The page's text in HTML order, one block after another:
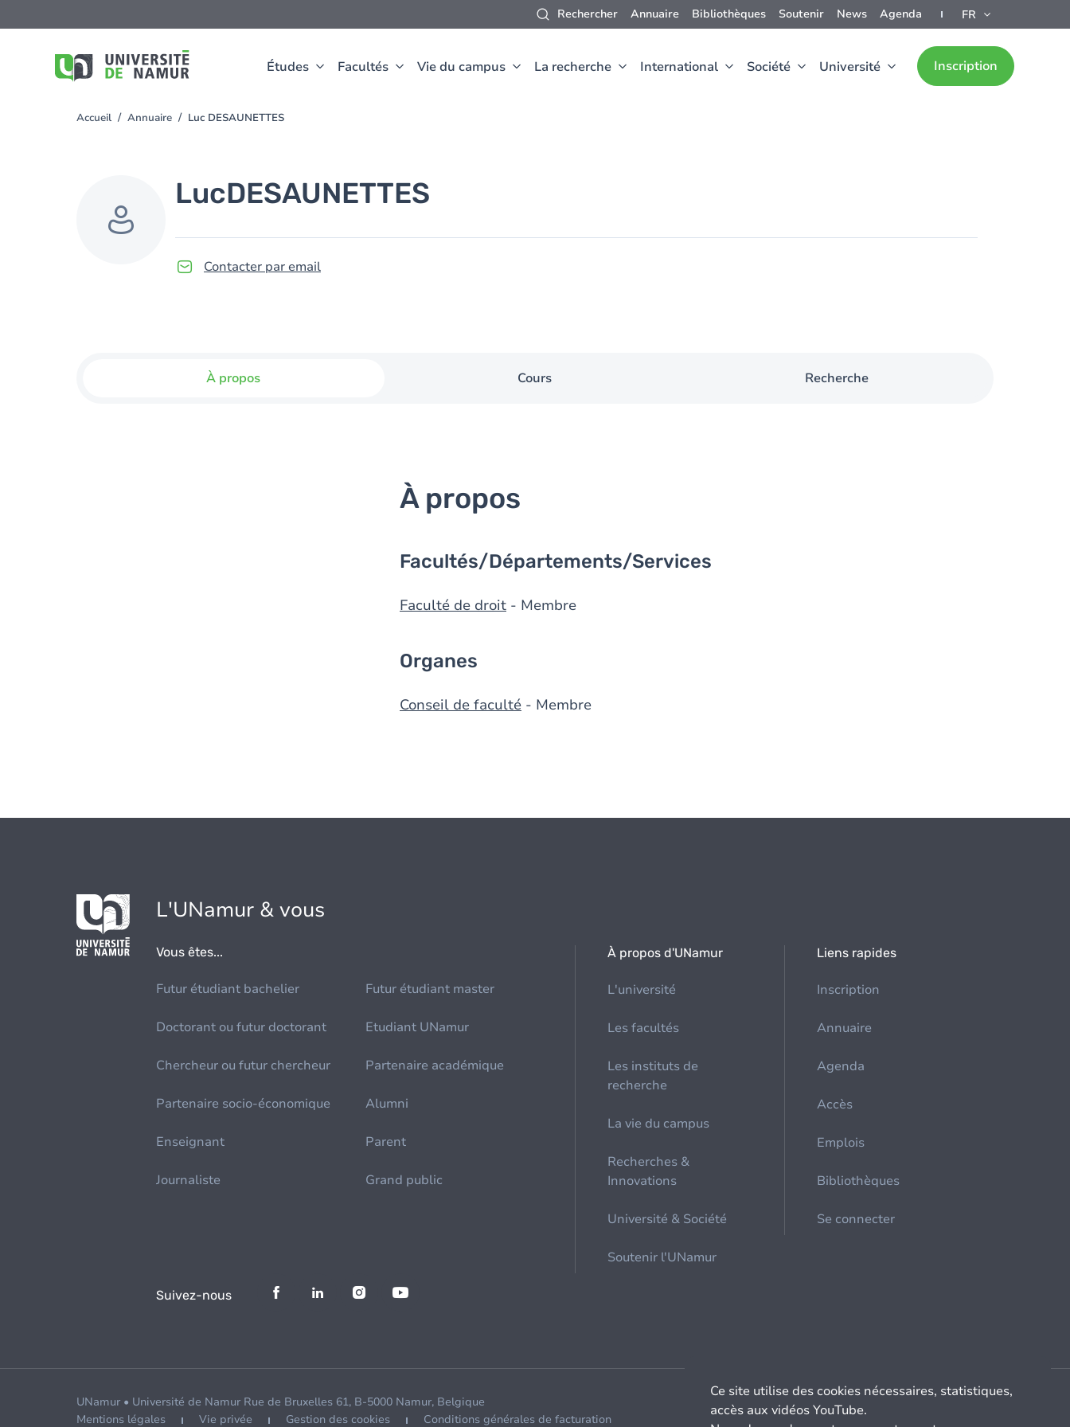
Rechercher Annuaire Bibliothèques Soutenir News Agenda FR
Études Facultés Vie du campus La recherche International Société Université Inscription
au
You
Accueil Annuaire Luc DESAUNETTES
LucDESAUNETTES
Contacter par email
À propos Cours Recherche
À propos
Facultés/Départements/Services
Faculté de droit - Membre
Organes
Conseil de faculté - Membre
L'UNamur & vous
Vous êtes...
Futur étudiant bachelier Futur étudiant master
Doctorant ou futur doctorant Etudiant UNamur
Chercheur ou futur chercheur Partenaire académique
Partenaire socio-économique Alumni
Enseignant Parent
Journaliste Grand public
À propos d'UNamur
L'université
Les facultés
Les instituts de
recherche
La vie du campus
Recherches &
Innovations
Université & Société
Soutenir l'UNamur
Liens rapides
Inscription
Annuaire
Agenda
Accès
Emplois
Bibliothèques
Se connecter
Suivez-nous
UNamur • Université de Namur Rue de Bruxelles 61, B-5000 Namur, Belgique
Mentions légales
Vie privée Gestion des cookies Conditions générales de facturation
Ce site utilise des cookies nécessaires, statistiques,
accès aux vidéos YouTube.